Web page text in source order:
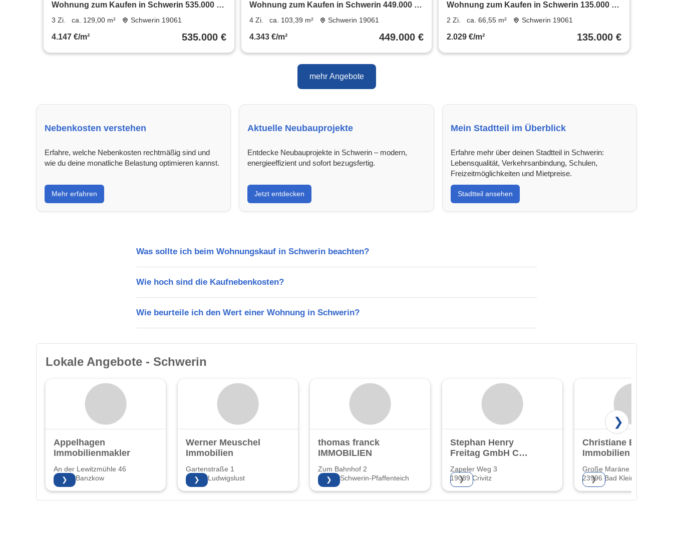
Wohnung zum Kaufen in Schwerin 535.000 €
129 m²
3 Zi. ca. 129,00 m² Schwerin 19061
4.147 €/m² 535.000 €
Wohnung zum Kaufen in Schwerin 449.000 €
103.39 m²
4 Zi. ca. 103,39 m² Schwerin 19061
4.343 €/m² 449.000 €
Wohnung zum Kaufen in Schwerin 135.000 €
66.55 m²
2 Zi. ca. 66,55 m² Schwerin 19061
2.029 €/m² 135.000 €
mehr Angebote
Nebenkosten verstehen
Erfahre, welche Nebenkosten rechtmäßig sind und
wie du deine monatliche Belastung optimieren kannst.
Mehr erfahren
Aktuelle Neubauprojekte
Entdecke Neubauprojekte in Schwerin – modern,
energieeffizient und sofort bezugsfertig.
Jetzt entdecken
Mein Stadtteil im Überblick
Erfahre mehr über deinen Stadtteil in Schwerin:
Lebensqualität, Verkehrsanbindung, Schulen,
Freizeitmöglichkeiten und Mietpreise.
Stadtteil ansehen
Was sollte ich beim Wohnungskauf in Schwerin beachten?
Wie hoch sind die Kaufnebenkosten?
Wie beurteile ich den Wert einer Wohnung in Schwerin?
Lokale Angebote - Schwerin
Appelhagen
Immobilienmakler
An der Lewitzmühle 46
19079 Banzkow
❯
Werner Meuschel
Immobilien
Gartenstraße 1
19288 Ludwigslust
❯
thomas franck
IMMOBILIEN
Zum Bahnhof 2
19055 Schwerin-Pfaffenteich
❯
Stephan Henry
Freitag GmbH Co
Bauhandwerksbetrieb
Zapeler Weg 3
19089 Crivitz
❯
Christiane Bartz
Immobilien
Große Maräne 27
23996 Bad Kleinen
❯
❯